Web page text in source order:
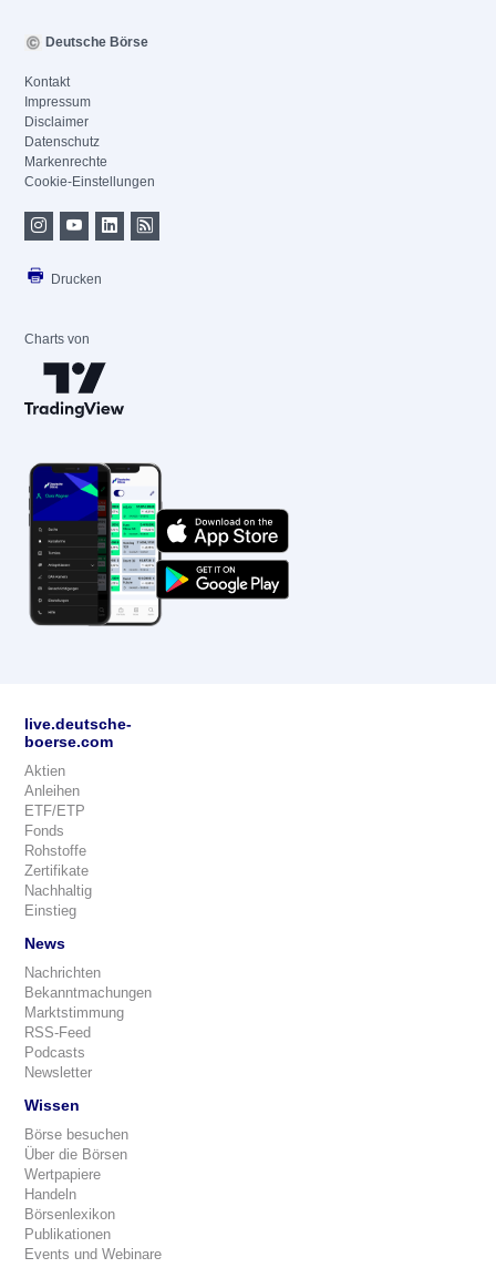
Deutsche Börse
Kontakt
Impressum
Disclaimer
Datenschutz
Markenrechte
Cookie-Einstellungen
Drucken
Charts von
live.deutsche-
boerse.com
Aktien
Anleihen
ETF/ETP
Fonds
Rohstoffe
Zertifikate
Nachhaltig
Einstieg
News
Nachrichten
Bekanntmachungen
Marktstimmung
RSS-Feed
Podcasts
Newsletter
Wissen
Börse besuchen
Über die Börsen
Wertpapiere
Handeln
Börsenlexikon
Publikationen
Events und Webinare